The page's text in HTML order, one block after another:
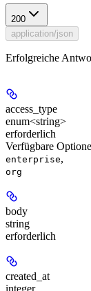
200
application/json
Erfolgreiche
access_type
enum<string>
erforderlich
Verfügbare
enterprise,
org
body
string
erforderlich
created_at
integer